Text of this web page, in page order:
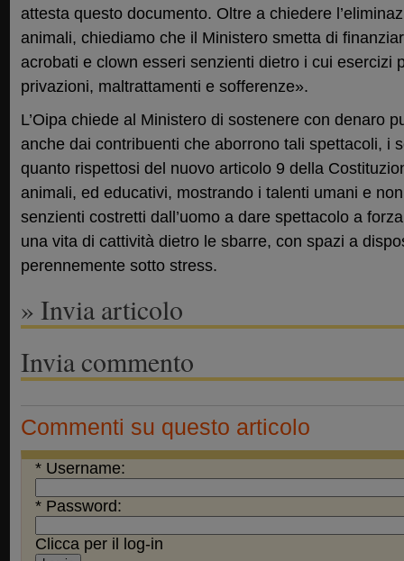
attesta questo documento. Oltre a chiedere
animali, chiediamo che il Ministero smetta di
acrobati e clown esseri senzienti dietro i cui esercizi
privazioni, maltrattamenti e sofferenze».
L’Oipa chiede al Ministero di sostenere con denaro
anche dai contribuenti che aborrono tali spettacoli, i
quanto rispettosi del nuovo articolo 9 della
animali, ed educativi, mostrando i talenti umani e
senzienti costretti dall’uomo a dare spettacolo a
una vita di cattività dietro le sbarre, con spazi a
perennemente sotto stress.
» Invia articolo
Invia commento
Commenti su questo articolo
* Username:
* Password:
Clicca per il log-in